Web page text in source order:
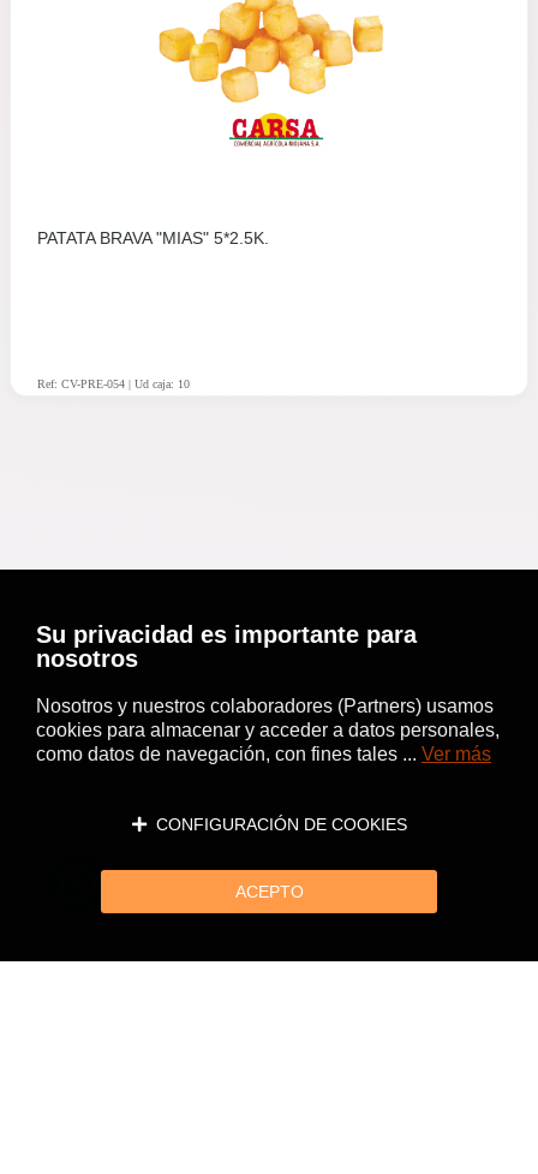
PATATA BRAVA "MIAS" 5*2.5K.
Ref: CV-PRE-054 | Ud caja: 10
Su privacidad es importante para
nosotros
Nosotros y nuestros colaboradores (Partners) usamos
cookies para almacenar y acceder a datos personales,
como datos de navegación, con fines tales ... Ver más
CONFIGURACIÓN DE COOKIES
ACEPTO